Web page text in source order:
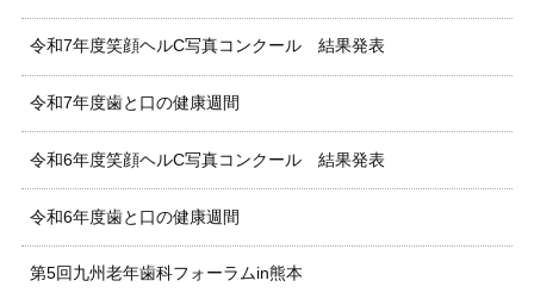
令和7年度笑顔ヘルC写真コンクール 結果発表
令和7年度歯と口の健康週間
令和6年度笑顔ヘルC写真コンクール 結果発表
令和6年度歯と口の健康週間
第5回九州老年歯科フォーラムin熊本